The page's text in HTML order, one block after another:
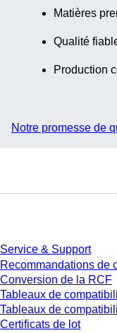
Matières
Qualité
Production
Notre promesse de
Service & Support
Recommandations de
Conversion de la RCF
Tableaux de
Tableaux de
Certificats de lot